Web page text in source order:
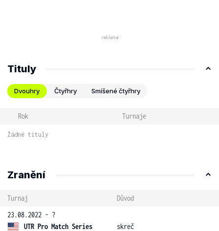
Tituly
Dvouhry Čtyřhry Smíšené čtyřhry
Rok Turnaje
Žádné tituly
Zranění
Turnaj
Důvod
23.08.2022 - ?
UTR Pro Match Series
skreč